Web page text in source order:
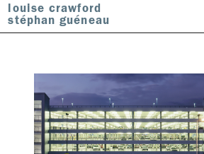
louise crawford
stéphan guéneau